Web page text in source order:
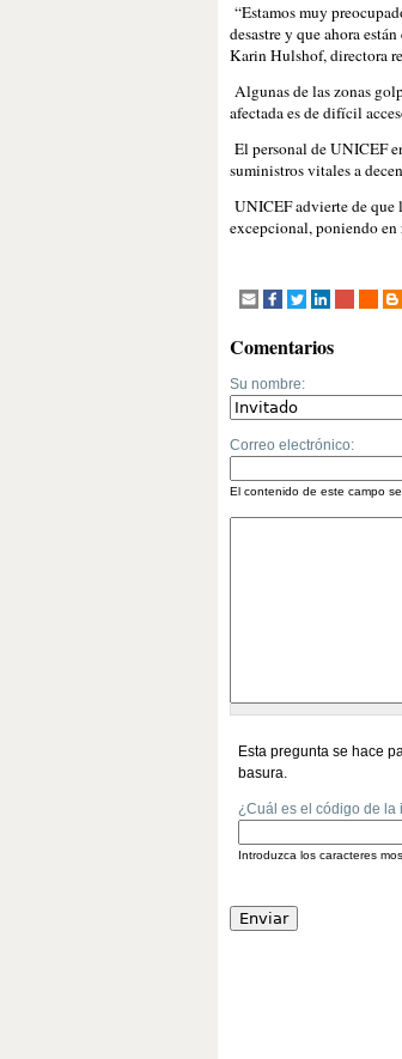
“Estamos muy
desastre y que ahora
Karin Hulshof, directora
Algunas de las zonas
afectada es de difícil
El personal de UNICEF
suministros vitales a
UNICEF advierte de que
excepcional, poniendo en
Comentarios
Su nombre:
Correo electrónico:
El contenido de este campo
Esta pregunta se hace
basura.
¿Cuál es el código de la
Introduzca los caracteres